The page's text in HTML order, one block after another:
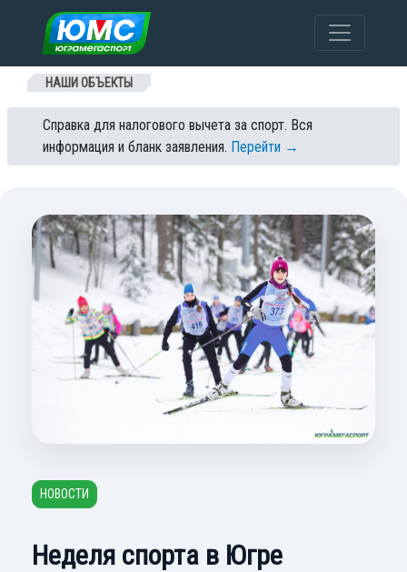
Перейти к содержанию
НАШИ ОБЪЕКТЫ
Справка для налогового вычета за спорт. Вся
информация и бланк заявления. Перейти →
НОВОСТИ
Неделя спорта в Югре